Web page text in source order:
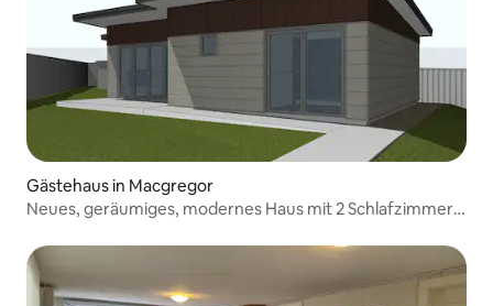
Gästehaus in Macgregor
Neues, geräumiges, modernes Haus mit 2 Schlafzimmern